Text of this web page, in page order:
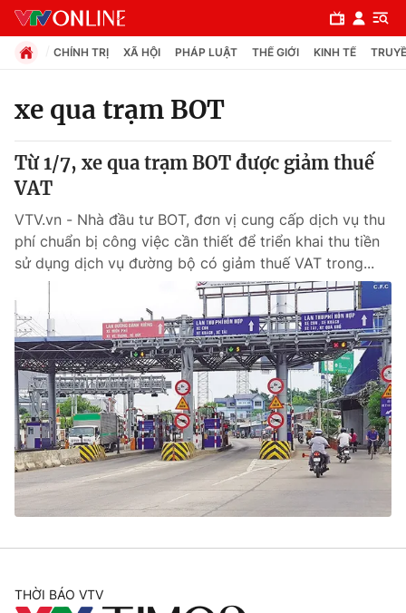
Chuyên mục
Chính trị
Xã hội
Pháp luật
Y tế
Thế giới
Tin tức
Thế giới đó đây
Kinh tế
Tài chính
Thị trường
Góc doanh nghiệp
Dữ liệu và đời sống
Truyền hình
Phim VTV
Giải trí
CHÍNH TRỊ XÃ HỘI PHÁP LUẬT THẾ GIỚI KINH TẾ
xe qua trạm BOT
Từ 1/7, xe qua trạm BOT được giảm thuế
VAT
VTV.vn - Nhà đầu tư BOT, đơn vị cung cấp dịch vụ thu
phí chuẩn bị công việc cần thiết để triển khai thu tiền
sử dụng dịch vụ đường bộ có giảm thuế VAT trong...
THỜI BÁO VTV